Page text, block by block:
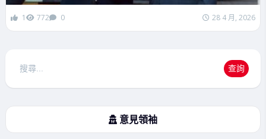
1 772 0 28 4 月, 2026
搜
查詢
意見領袖